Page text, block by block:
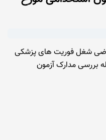
متقاضی شغل فوریت های پزشکی
بررسی مدارک آزمون